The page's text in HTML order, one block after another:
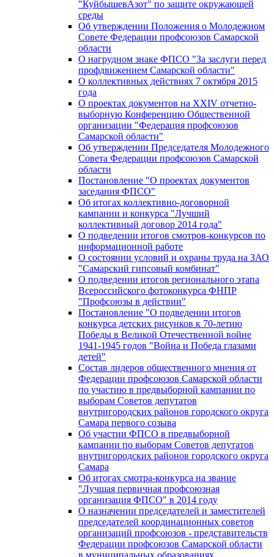
"КуйбышевАзот" по защите окружающей
среды
Об утверждении Положения о Молодежном
Совете Федерации профсоюзов Самарской
области
О нагрудном знаке ФПСО "За заслуги перед
профдвижением Самарской области"
О коллективных действиях 7 октября 2015
года
О проектах документов на XXIV отчетно-
выборную Конференцию Общественной
организации "Федерация профсоюзов
Самарской области"
Об утверждении Председателя Молодежного
Совета Федерации профсоюзов Самарской
области
Постановление "О проектах документов
заседания ФПСО"
Об итогах коллективно-договорной
кампании и конкурса "Лучший
коллективный договор 2014 года"
О подведении итогов смотров-конкурсов по
информационной работе
О состоянии условий и охраны труда на ЗАО
"Самарский гипсовый комбинат"
О подведении итогов регионального этапа
Всероссийского фотоконкурса ФНПР
"Профсоюзы в действии"
Постановление "О подведении итогов
конкурса детских рисунков к 70-летию
Победы в Великой Отечественной войне
1941-1945 годов "Война и Победа глазами
детей"
Состав лидеров общественного мнения от
Федерации профсоюзов Самарской области
по участию в предвыборной кампании по
выборам Советов депутатов
внутригородских районов городского округа
Самара первого созыва
Об участии ФПСО в предвыборной
кампании по выборам Советов депутатов
внутригородских районов городского округа
Самара
Об итогах смотра-конкурса на звание
"Лучшая первичная профсоюзная
организация ФПСО" в 2014 году
О назначении председателей и заместителей
председателей координационных советов
организаций профсоюзов - представительств
Федерации профсоюзов Самарской области
в муниципальных образованиях